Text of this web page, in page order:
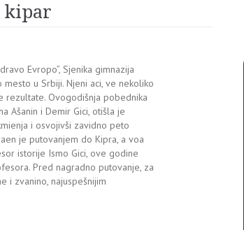
kipar
Evropo”, Sjenika gimnazija
u Srbiji. Njeni aci, ve nekoliko
rezultate. Ovogodišnja pobednika
Ašanin i Demir Gici, otišla je
i osvojivši zavidno peto
je putovanjem do Kipra, a voa
istorije Ismo Gici, ove godine
Pred nagradno putovanje, za
i zvanino, najuspešnijim